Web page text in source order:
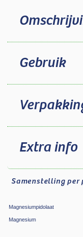
Gebruik
Extra info
Samenstelling per
Magnesiumpidolaat
Magnesium